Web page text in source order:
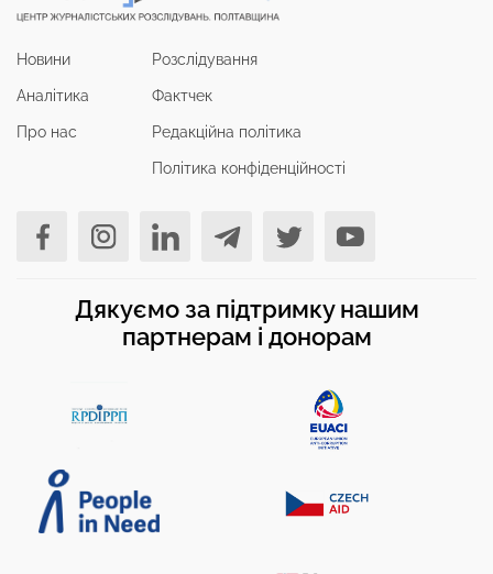
Новини
Аналітика
Про нас
Розслідування
Фактчек
Редакційна політика
Політика конфіденційності
Дякуємо за підтримку нашим
партнерам і донорам